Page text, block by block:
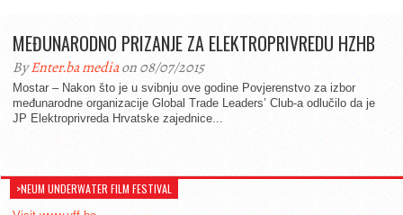
MEĐUNARODNO PRIZANJE ZA ELEKTROPRIVREDU HZHB
ByEnter.ba mediaon 08/07/2015
Mostar – Nakon što je u svibnju ove godine Povjerenstvo za izbor
međunarodne organizacije Global Trade Leaders’ Club-a odlučilo da je
JP Elektroprivreda Hrvatske zajednice...
>NEUM UNDERWATER FILM FESTIVAL